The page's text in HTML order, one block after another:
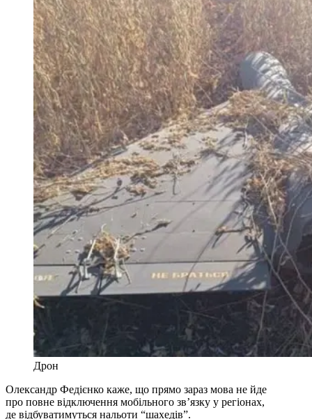
Дрон
Олександр Федієнко каже, що прямо зараз мова не йде
про повне відключення мобільного зв’язку у регіонах,
де відбуватимуться нальоти “шахедів”.